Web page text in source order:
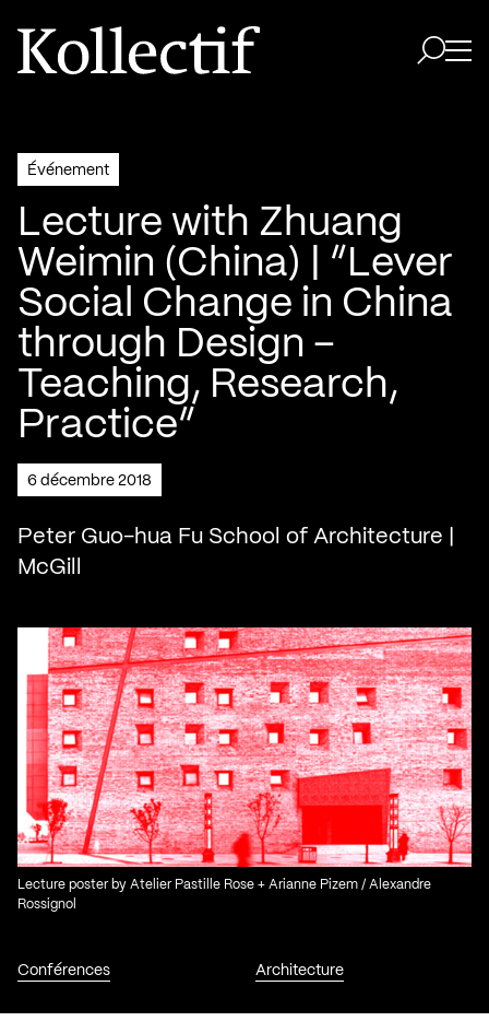
Aller à la page d'accueil
Logo Kollectif
Événement
Lecture with Zhuang
Weimin (China) | “Lever
Social Change in China
through Design –
Teaching, Research,
Practice”
6 décembre 2018
Peter Guo-hua Fu School of Architecture |
McGill
Conférences Architecture
Lecture poster by Atelier Pastille Rose + Arianne Pizem / Alexandre
Rossignol